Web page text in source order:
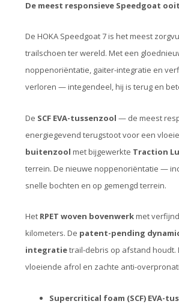
De meest responsieve Speedgoat
De HOKA Speedgoat 7 is het meest
trailschoen ter wereld. Met een
noppenoriëntatie, gaiter-integratie en
verloren — integendeel, hij is terug en
De SCF EVA-tussenzool — de meest
energiegevend terugstoot voor een
buitenzool met bijgewerkte Traction
terrein. De nieuwe noppenoriëntatie —
snelle bochten en op gemengd terrein.
Het RPET woven bovenwerkmet
kilometers. De patent-pending
integratietrail-debris op afstand houdt.
vloeiende afrol en zachte anti-
Supercritical foam (SCF) EVA-